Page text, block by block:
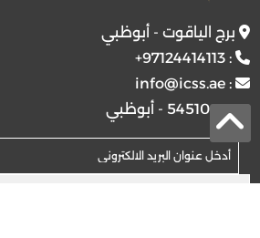
برج الياقوت - أبوظبي
:
+97124414113
:
info@icss.ae
ص.ب54510 - أبوظبي